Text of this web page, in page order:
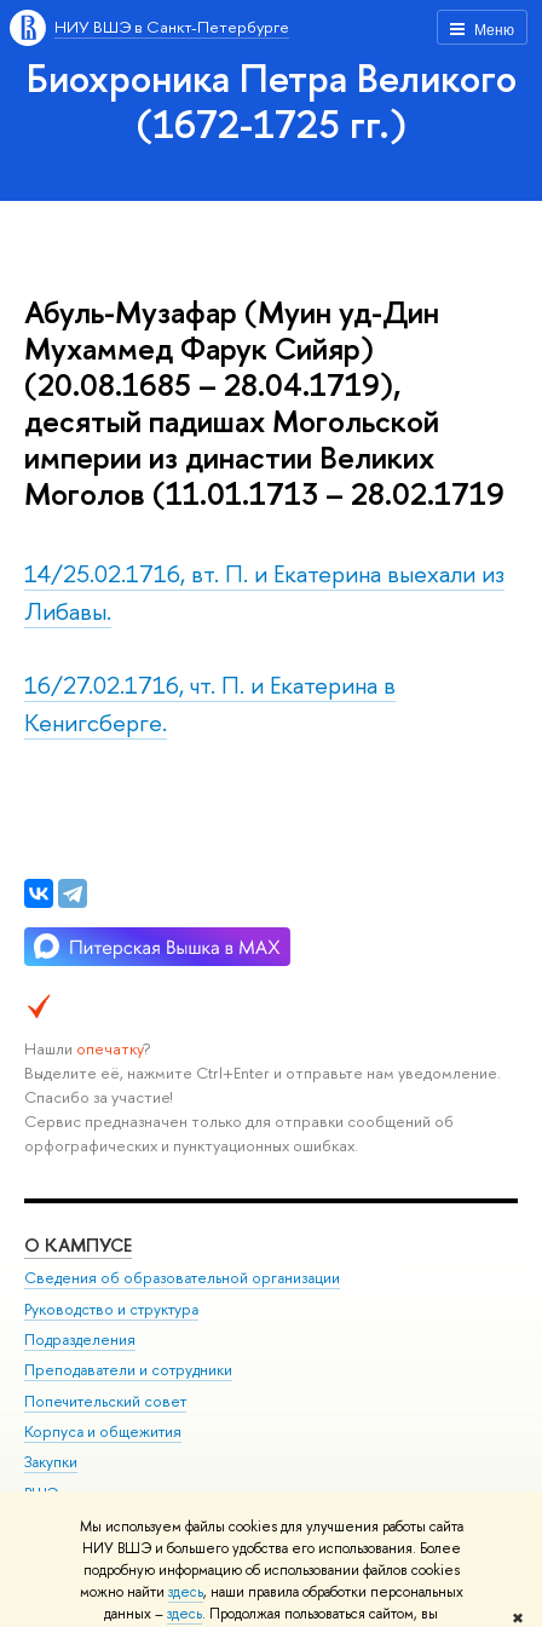
Мы используем файлы cookies для улучшения работы сайта
НИУ ВШЭ и большего удобства его использования. Более
подробную информацию об использовании файлов cookies
можно найти здесь, наши правила обработки персональных
данных –здесь. Продолжая пользоваться сайтом, вы
✖
Меню
НИУ ВШЭ в Санкт-Петербурге
Биохроника Петра Великого
(1672-1725 гг.)
Абуль-Музафар (Муин уд-Дин
Мухаммед Фарук Сийяр)
(20.08.1685 – 28.04.1719),
десятый падишах Могольской
империи из династии Великих
Моголов (11.01.1713 – 28.02.1719
14/25.02.1716, вт. П. и Екатерина выехали из
Либавы.
16/27.02.1716, чт. П. и Екатерина в
Кенигсберге.
Нашли опечатку?
Выделите её, нажмите Ctrl+Enter и отправьте нам уведомление.
Спасибо за участие!
Сервис предназначен только для отправки сообщений об
орфографических и пунктуационных ошибках.
О КАМПУСЕ
Сведения об образовательной организации
Руководство и структура
Подразделения
Преподаватели и сотрудники
Попечительский совет
Корпуса и общежития
Закупки
ВШЭ для студентов с ограниченными возможностями
здоровья и инвалидностью
Версия для слабовидящих
Единая платежная страница